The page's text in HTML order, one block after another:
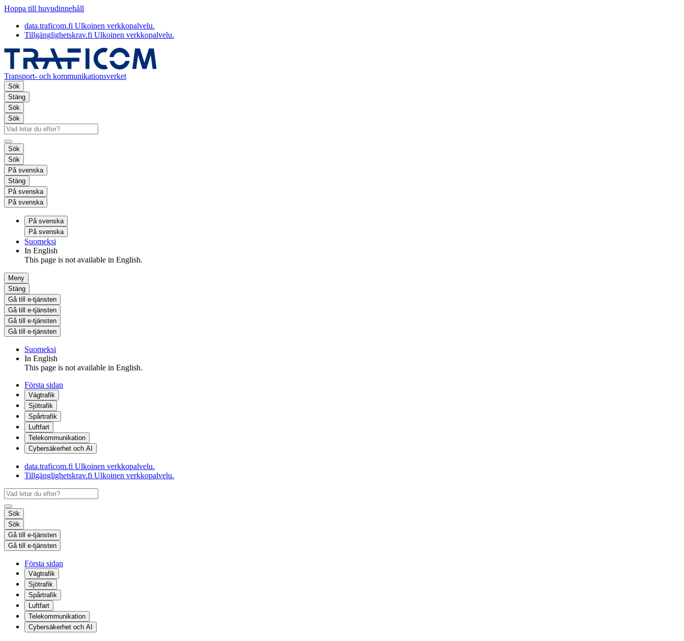
Hoppa till huvudinnehåll
data.traficom.fi Ulkoinen verkkopalvelu.
Tillgänglighetskrav.fi Ulkoinen verkkopalvelu.
Transport- och kommunikationsverket
Sök
Stäng
Sök
Sök
Sök
Sök
På svenska
Stäng
På svenska
På svenska
På svenska
På svenska
Suomeksi
In English
This page is not available in English.
Meny
Stäng
Gå till e-tjänsten
Gå till e-tjänsten
Gå till e-tjänsten
Gå till e-tjänsten
Suomeksi
In English
This page is not available in English.
Första sidan
Vägtrafik
Sjötrafik
Spårtrafik
Luftfart
Telekommunikation
Cybersäkerhet och AI
data.traficom.fi Ulkoinen verkkopalvelu.
Tillgänglighetskrav.fi Ulkoinen verkkopalvelu.
Sök
Sök
Gå till e-tjänsten
Gå till e-tjänsten
Första sidan
Vägtrafik
Sjötrafik
Spårtrafik
Luftfart
Telekommunikation
Cybersäkerhet och AI